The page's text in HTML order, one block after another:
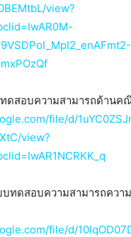
view?
ดสอบความสามารถด้านค
file/d/
view?
ทดสอบความสามารถควา
file/d/